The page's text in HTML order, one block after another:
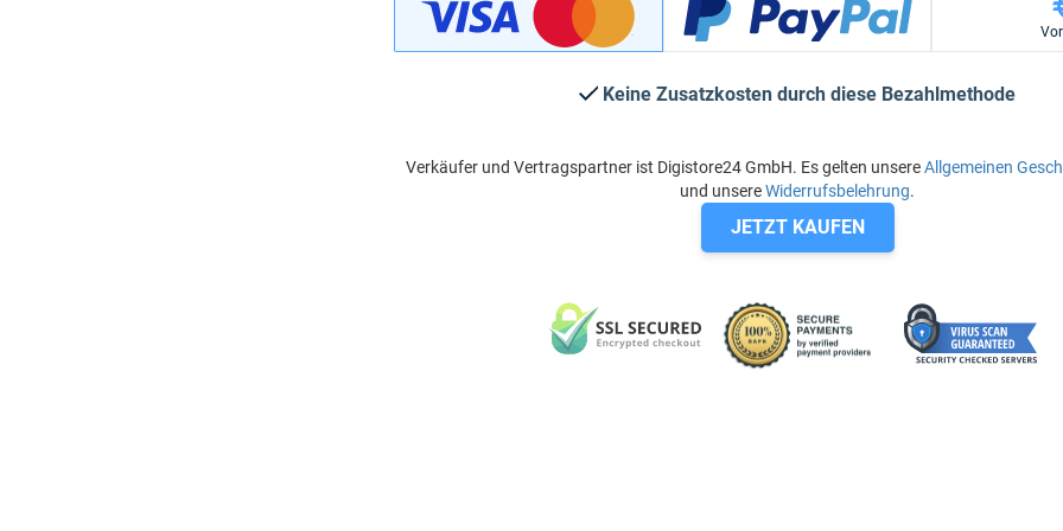
Keine Zusatzkosten durch diese Bezahlmethode
Verkäufer und Vertragspartner ist Digistore24 GmbH. Es gelten unsereAllgemeinen
und unsereWiderrufsbelehrung.
JETZT KAUFEN